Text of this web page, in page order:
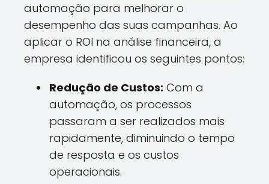
automação para melhorar o
desempenho das suas campanhas. Ao
aplicar o ROI na análise financeira, a
empresa identificou os seguintes pontos:
Redução de Custos: Com a
automação, os processos
passaram a ser realizados mais
rapidamente, diminuindo o tempo
de resposta e os custos
operacionais.